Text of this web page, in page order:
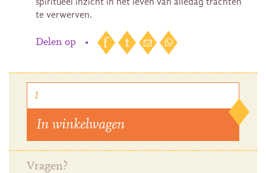
te verwerven.
Delen op •
In winkelwagen
Vragen?